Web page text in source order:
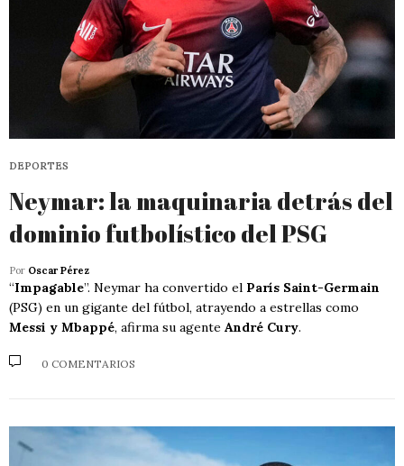
DEPORTES
Neymar: la maquinaria detrás del
dominio futbolístico del PSG
Por Oscar Pérez
“Impagable”. Neymar ha convertido el París Saint-Germain
(PSG) en un gigante del fútbol, atrayendo a estrellas como
Messi y Mbappé, afirma su agente André Cury.
0 COMENTARIOS